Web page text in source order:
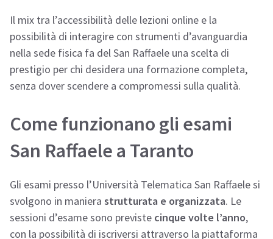
Il mix tra l’accessibilità delle lezioni online e la
possibilità di interagire con strumenti d’avanguardia
nella sede fisica fa del San Raffaele una scelta di
prestigio per chi desidera una formazione completa,
senza dover scendere a compromessi sulla qualità.
Come funzionano gli esami
San Raffaele a Taranto
Gli esami presso l’Università Telematica San Raffaele si
svolgono in maniera strutturata e organizzata. Le
sessioni d’esame sono previste cinque volte l’anno,
con la possibilità di iscriversi attraverso la piattaforma